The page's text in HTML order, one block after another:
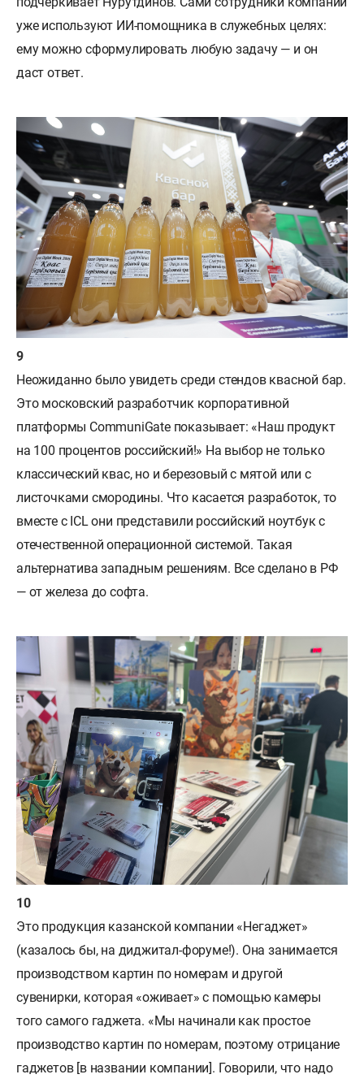
уже используют ИИ-помощника в служебных целях:
ему можно сформулировать любую задачу — и он
даст ответ.
Неожиданно было увидеть среди стендов квасной бар.
Это московский разработчик корпоративной
платформы CommuniGate показывает: «Наш продукт
на 100 процентов российский!» На выбор не только
классический квас, но и березовый с мятой или с
листочками смородины. Что касается разработок, то
вместе с ICL они представили российский ноутбук с
отечественной операционной системой. Такая
альтернатива западным решениям. Все сделано в РФ
— от железа до софта.
Это продукция казанской компании «Негаджет»
(казалось бы, на диджитал-форуме!). Она занимается
производством картин по номерам и другой
сувенирки, которая «оживает» с помощью камеры
того самого гаджета. «Мы начинали как простое
производство картин по номерам, поэтому отрицание
гаджетов [в названии компании]. Говорили, что надо